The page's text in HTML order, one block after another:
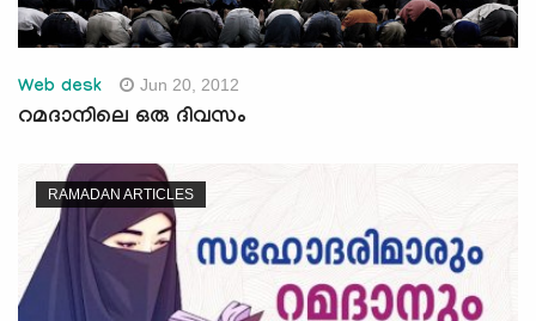
Web desk Jun 20, 2012
റമദാനിലെ ഒരു ദിവസം
RAMADAN ARTICLES